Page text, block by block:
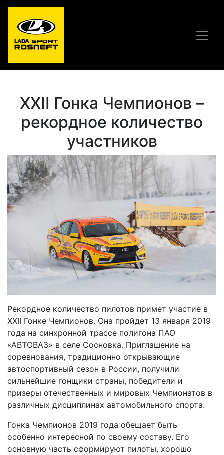
XXII Гонка Чемпионов –
рекордное количество
участников
Рекордное количество пилотов примет участие в
XXII Гонке Чемпионов. Она пройдет 13 января 2019
года на синхронной трассе полигона ПАО
«АВТОВАЗ» в селе Сосновка. Приглашение на
соревнования, традиционно открывающие
автоспортивный сезон в России, получили
сильнейшие гонщики страны, победители и
призеры отечественных и мировых Чемпионатов в
различных дисциплинах автомобильного спорта.
Гонка Чемпионов 2019 года обещает быть
особенно интересной по своему составу. Его
основную часть сформируют пилоты, хорошо